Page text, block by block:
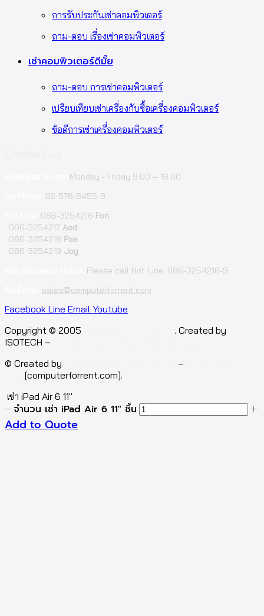
การรับประกันเช่าคอมพิวเตอร์
ถาม-ตอบ เรื่องเช่าคอมพิวเตอร์
เช่าคอมพิวเตอร์ดีมั๊ย
ถาม-ตอบ การเช่าคอมพิวเตอร์
เปรียบเทียบเช่าเครื่องกับซื้อเครื่องคอมพิวเตอร์
ข้อดีการเช่าเครื่องคอมพิวเตอร์
Monday - Friday 9.00 – 18.00
02-578-8455-8
086-3254216 Fon
086-3254217 Aod
086-3254218 Pae
086-3254219 Joy
Please call Hot Line: 086-3254216-9
sales@computerforrent.com
Facebook Line Email Youtube
Copyright © 2005
. Created by
ISOTECH –
© Created by
–
[computerforrent.com].
เช่า iPad Air 6 11″
จำนวน เช่า iPad Air 6 11" ชิ้น
Add to Quote